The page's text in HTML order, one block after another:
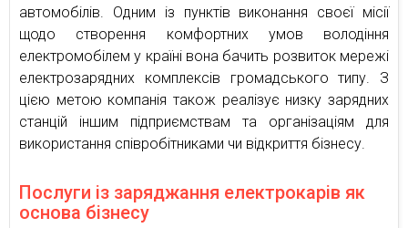
автомобілів. Одним із пунктів виконання своєї місії
щодо створення комфортних умов володіння
електромобілем у країні вона бачить розвиток мережі
електрозарядних комплексів громадського типу. З
цією метою компанія також реалізує низку зарядних
станцій іншим підприємствам та організаціям для
використання співробітниками чи відкриття бізнесу.
Послуги із заряджання електрокарів як
основа бізнесу